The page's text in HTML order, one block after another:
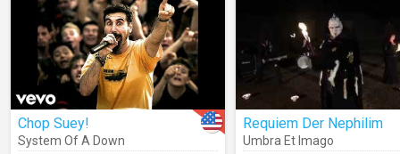
Chop Suey!
System Of A Down
Requiem Der Nephilim
Umbra Et Imago